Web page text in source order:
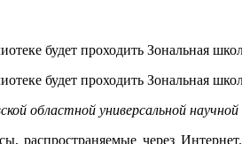
будет проходить Зональная
будет проходить Зональная
областной универсальной
распространяемые через